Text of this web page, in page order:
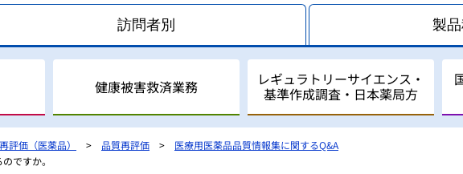
訪問者別 製
健康被害救済業務 レギュラトリーサイエンス・
基準作成調査・日本薬局方
再評価（医薬品） 品質再評価
医療用医薬品品質情報集に関するQ&A
ですか。